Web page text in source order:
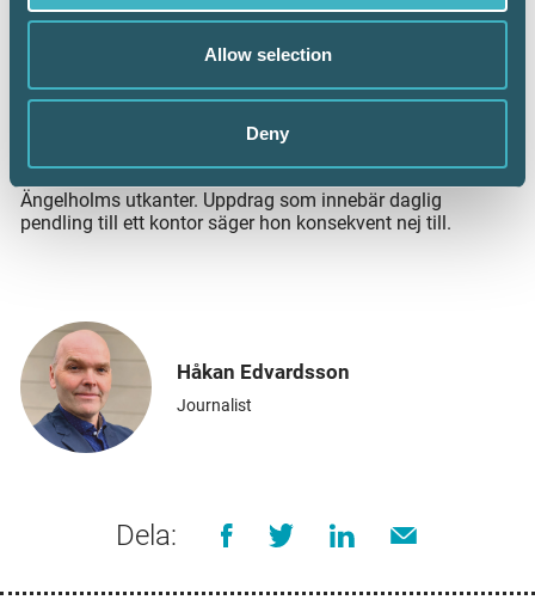
Allow selection
Deny
Ängelholms utkanter. Uppdrag som innebär daglig
pendling till ett kontor säger hon konsekvent nej till.
Håkan Edvardsson
Journalist
Dela: